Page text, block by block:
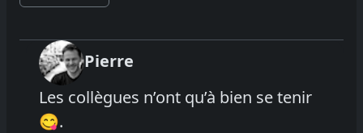
Pierre
Les collègues n’ont qu’à bien se tenir
😋.